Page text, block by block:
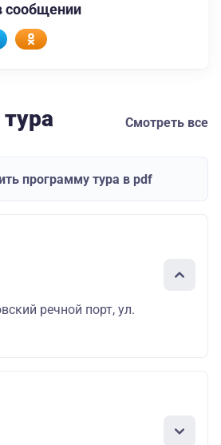
сообщении
Смотреть все
программу тура в pdf
речной порт, ул.